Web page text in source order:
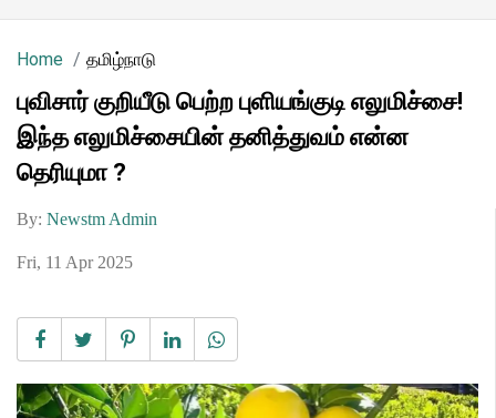
Home தமிழ்நாடு
புவிசார் குறியீடு பெற்ற புளியங்குடி எலுமிச்சை!
இந்த எலுமிச்சையின் தனித்துவம் என்ன
தெரியுமா ?
By: Newstm Admin
Fri, 11 Apr 2025